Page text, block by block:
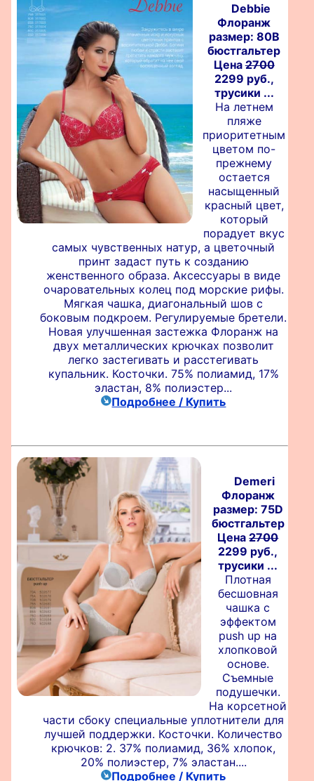
Debbie
Флоранж
размер: 80B
бюстгальтер
Цена2700
2299 руб.,
трусики ...
На летнем
пляже
приоритетным
цветом по-
прежнему
остается
насыщенный
красный цвет,
который
порадует вкус
самых чувственных натур, а цветочный
принт задаст путь к созданию
женственного образа. Аксессуары в виде
очаровательных колец под морские рифы.
Мягкая чашка, диагональный шов с
боковым подкроем. Регулируемые бретели.
Новая улучшенная застежка Флоранж на
двух металлических крючках позволит
легко застегивать и расстегивать
купальник. Косточки. 75% полиамид, 17%
эластан, 8% полиэстер...
Подробнее / Купить
Demeri
Флоранж
размер: 75D
бюстгальтер
Цена2700
2299 руб.,
трусики ...
Плотная
бесшовная
чашка с
эффектом
push up на
хлопковой
основе.
Съемные
подушечки.
На корсетной
части сбоку специальные уплотнители для
лучшей поддержки. Косточки. Количество
крючков: 2. 37% полиамид, 36% хлопок,
20% полиэстер, 7% эластан....
Подробнее / Купить